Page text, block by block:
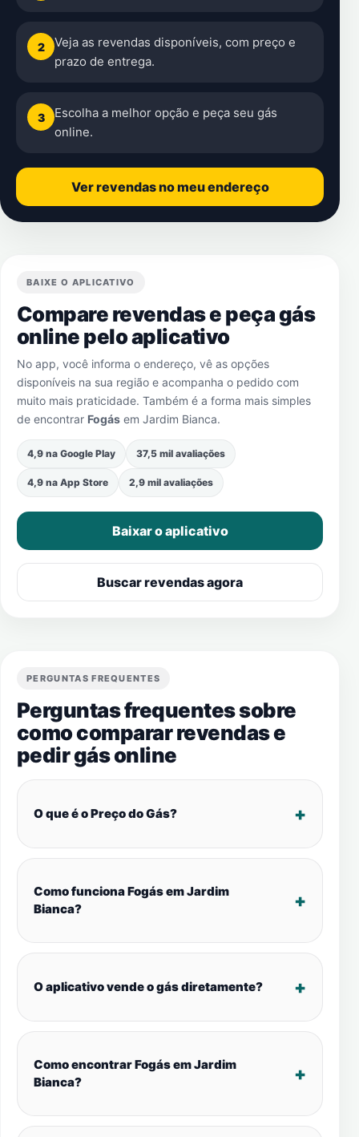
2
Veja as revendas disponíveis, com preço e
prazo de entrega.
3
Escolha a melhor opção e peça seu gás
online.
Ver revendas no meu endereço
BAIXE O APLICATIVO
Compare revendas e peça gás
online pelo aplicativo
No app, você informa o endereço, vê as opções
disponíveis na sua região e acompanha o pedido com
muito mais praticidade. Também é a forma mais simples
de encontrar Fogás em Jardim Bianca.
4,9 na Google Play 37,5 mil avaliações
4,9 na App Store 2,9 mil avaliações
Baixar o aplicativo
Buscar revendas agora
PERGUNTAS FREQUENTES
Perguntas frequentes sobre
como comparar revendas e
pedir gás online
O que é o Preço do Gás?
Como funciona Fogás em Jardim
Bianca?
O aplicativo vende o gás diretamente?
Como encontrar Fogás em Jardim
Bianca?